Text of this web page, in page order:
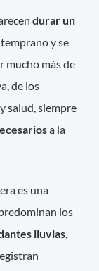
durar un
y se
mucho más de
de los
salud, siempre
a la
es una
los
lluvias